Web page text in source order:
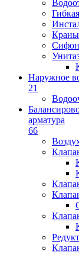
Краны
Наружное
21
арматура
66